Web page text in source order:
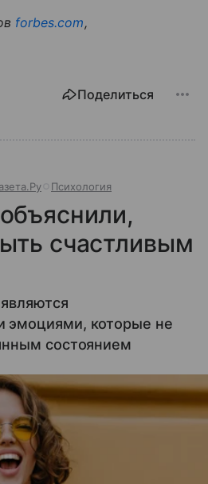
forbes.com,
Поделиться
Психология
счастливым
эмоциями, которые не
состоянием